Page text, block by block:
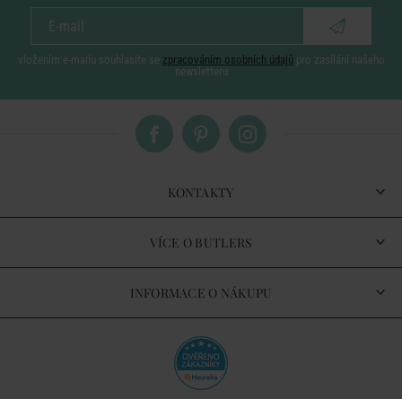
vložením e-mailu souhlasíte se zpracováním osobních údajů pro zasílání našeho
newsletteru
KONTAKTY
VÍCE O BUTLERS
INFORMACE O NÁKUPU